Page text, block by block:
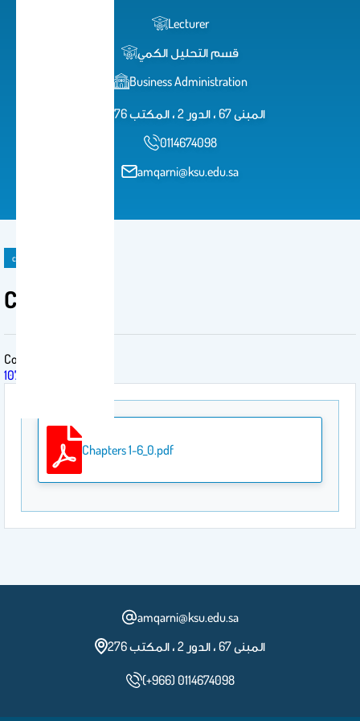
Lecturer
قسم التحليل الكمي
Business Administration
المبنى 67 ، الدور 2 ، المكتب 276
0114674098
amqarni@ksu.edu.sa
course material
Chapter 1-6
Course
107 QUA
Chapters 1-6_0.pdf
amqarni@ksu.edu.sa
المبنى 67 ، الدور 2 ، المكتب 276
(+966) 0114674098